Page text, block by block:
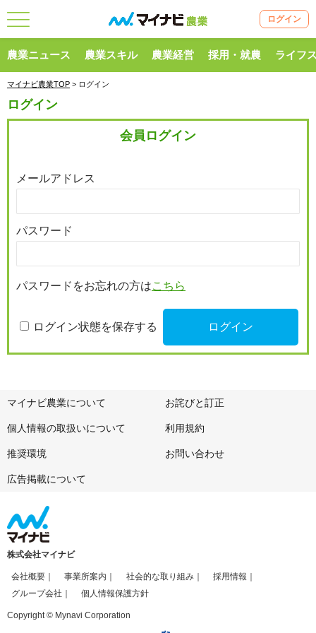
ログイン
農業ニュース 農業スキル 農業経営 採用・就農 ライフ
マイナビ農業TOP > ログイン
ログイン
会員ログイン
メールアドレス
パスワード
パスワードをお忘れの方はこちら
ログイン状態を保存する
マイナビ農業について お詫びと訂正
個人情報の取扱いについて 利用規約
推奨環境 お問い合わせ
広告掲載について
株式会社マイナビ
会社概要 事業所案内 社会的な取り組み
採用情報
グループ会社
個人情報保護方針
Copyright © Mynavi Corporation